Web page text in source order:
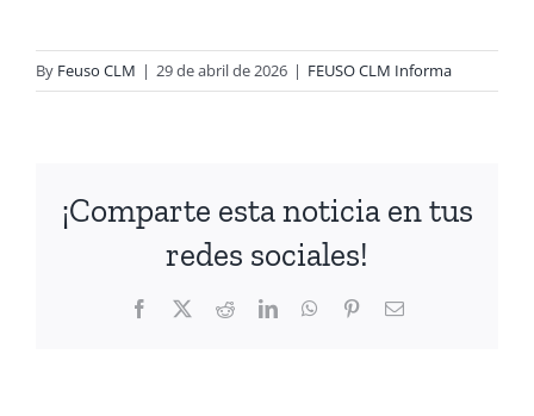
By Feuso CLM | 29 de abril de 2026 | FEUSO CLM Informa
¡Comparte esta noticia en tus
redes sociales!
Facebook RedditLinkedInWhatsApp
PinterestEmail